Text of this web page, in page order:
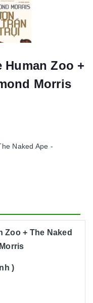
Human Zoo +
Morris
Naked Ape -
Zoo + The Naked
)